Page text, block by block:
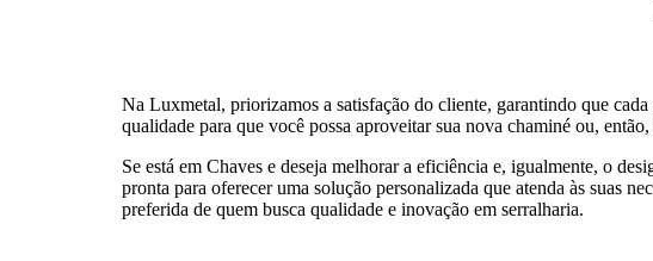
Na Luxmetal, priorizamos a satisfação do cliente, garantindo que
qualidade para que você possa aproveitar sua nova chaminé ou,
Se está em Chaves e deseja melhorar a eficiência e, igualmente, o
pronta para oferecer uma solução personalizada que atenda às suas
preferida de quem busca qualidade e inovação em serralharia.